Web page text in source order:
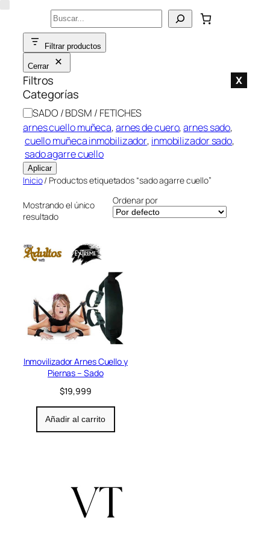
contenido
Buscar
Filtrar productos
Cerrar
Filtros X
Categorías
C
a
t
e
g
o
í
a
SADO / BDSM / FETICHES
arnes cuello muñeca, arnes de cuero, arnes sado,
cuello muñeca inmobilizador, inmobilizador sado,
sado agarre cuello
Aplicar
Inicio/ Productos etiquetados “sado agarre cuello”
Mostrando el único
resultado
Ordenar por
Inmovilizador Arnes Cuello y
Piernas – Sado
$19,999
Añadir al carrito